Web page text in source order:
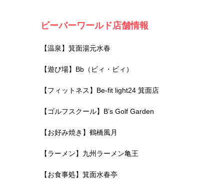
ビーバーワールド店舗情報
【温泉】箕面湯元水春
【遊び場】Bb（ビィ・ビィ）
【フィットネス】Be-fit light24 箕面店
【ゴルフスクール】B’s Golf Garden
【お好み焼き】鶴橋風月
【ラーメン】九州ラーメン亀王
【お食事処】箕面水春亭